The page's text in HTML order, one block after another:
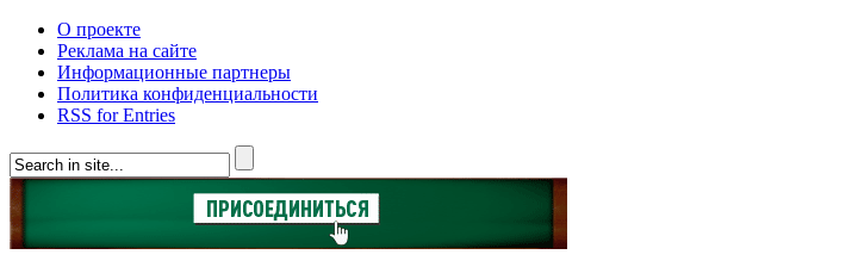
О проекте
Реклама на сайте
Информационные партнеры
Политика конфиденциальности
RSS for Entries